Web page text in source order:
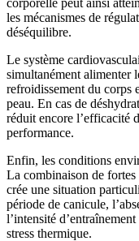
les mécanismes de
déséquilibre.
Le système
simultanément alimenter
refroidissement du corps
peau. En cas de
réduit encore l’efficacité
performance.
Enfin, les conditions
La combinaison de fortes
crée une situation
période de canicule,
l’intensité
stress thermique.